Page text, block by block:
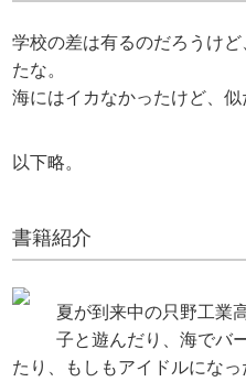
学校の差は有るのだろうけ
たな。
海にはイカなかったけど、似
以下略。
書籍紹介
夏が到来中の只野工業
子と遊んだり、海でバ
たり、もしもアイドルにな